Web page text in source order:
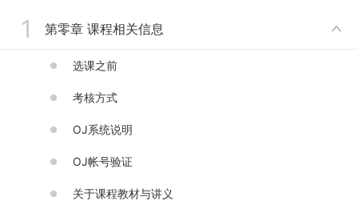
1 第零章 课程相关信息 
选课之前
考核方式
OJ系统说明
OJ帐号验证
关于课程教材与讲义